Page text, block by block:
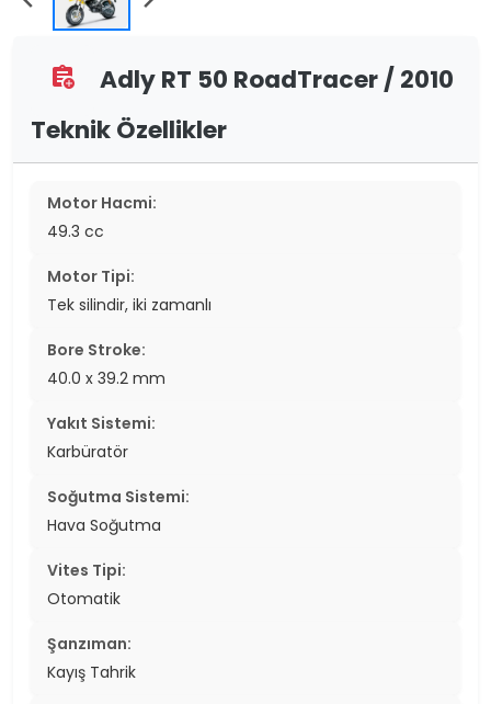
assignment_add
Adly RT 50 RoadTracer / 2010
Teknik Özellikler
Motor Hacmi:
49.3 cc
Motor Tipi:
Tek silindir, iki zamanlı
Bore Stroke:
40.0 x 39.2 mm
Yakıt Sistemi:
Karbüratör
Soğutma Sistemi:
Hava Soğutma
Vites Tipi:
Otomatik
Şanzıman:
Kayış Tahrik